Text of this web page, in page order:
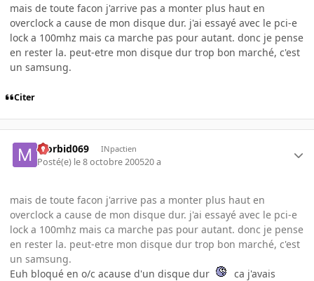
mais de toute facon j'arrive pas a monter plus haut en
overclock a cause de mon disque dur. j'ai essayé avec le pci-e
lock a 100mhz mais ca marche pas pour autant. donc je pense
en rester la. peut-etre mon disque dur trop bon marché, c'est
un samsung.
Citer
Morbid069 INpactien
Posté(e) le 8 octobre 200520 a
mais de toute facon j'arrive pas a monter plus haut en
overclock a cause de mon disque dur. j'ai essayé avec le pci-e
lock a 100mhz mais ca marche pas pour autant. donc je pense
en rester la. peut-etre mon disque dur trop bon marché, c'est
un samsung.
Euh bloqué en o/c acause d'un disque dur
ca j'avais